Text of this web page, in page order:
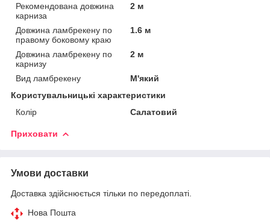
Рекомендована довжина
карниза
2 м
Довжина ламбрекену по
правому боковому краю
1.6 м
Довжина ламбрекену по
карнизу
2 м
Вид ламбрекену
М'який
Користувальницькі характеристики
Колір
Салатовий
Приховати
Умови доставки
Доставка здійснюється тільки по передоплаті.
Нова Пошта